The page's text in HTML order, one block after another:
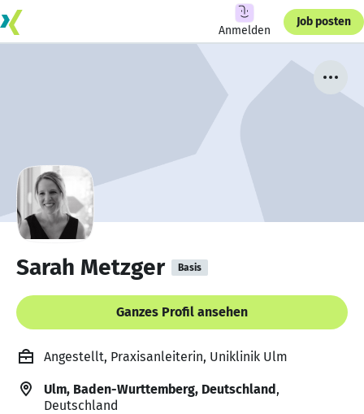
Anmelden
Job posten
Sarah Metzger Basis
Ganzes Profil ansehen
Angestellt, Praxisanleiterin, Uniklinik Ulm
Ulm, Baden-Wurttemberg, Deutschland,
Deutschland